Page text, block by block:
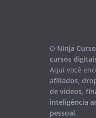
O Ninja
cursos
Aqui você
afiliados,
de vídeos,
inteligência
pessoal.